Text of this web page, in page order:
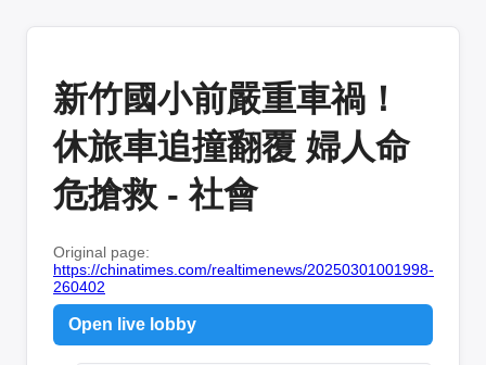
新竹國小前嚴重車禍！
休旅車追撞翻覆 婦人命
危搶救 - 社會
Original page:
https://chinatimes.com/realtimenews/20250301001998-
260402
Open live lobby